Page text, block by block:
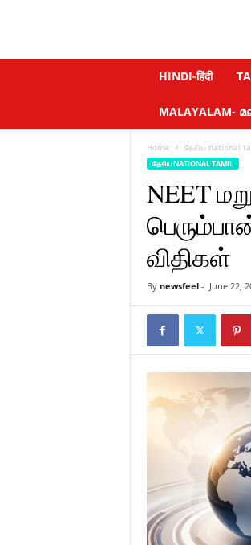
HINDI-हिंदी
MALAYALAM-
Home தேசிய national
தேசிய NATIONAL TAMIL
NEET
விதிகள்
By newsfeel- June 22,